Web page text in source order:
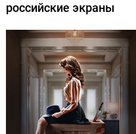
российские экраны